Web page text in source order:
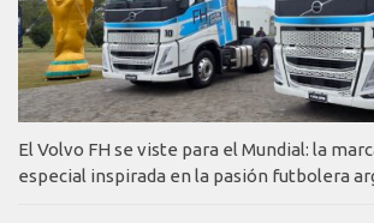
El Volvo FH se viste para el Mundial: la
especial inspirada en la pasión futbolera